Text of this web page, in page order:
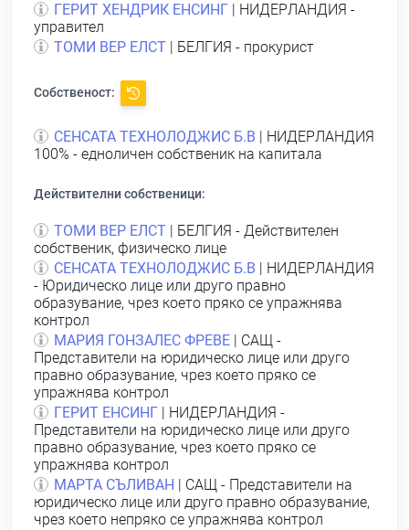
ГЕРИТ ХЕНДРИК ЕНСИНГ | НИДЕРЛАНДИЯ -
управител
ТОМИ ВЕР ЕЛСТ | БЕЛГИЯ - прокурист
Собственост:
СЕНСАТА ТЕХНОЛОДЖИС Б.В | НИДЕРЛАНДИЯ
100% - едноличен собственик на капитала
Действителни собственици:
ТОМИ ВЕР ЕЛСТ | БЕЛГИЯ - Действителен
собственик, физическо лице
СЕНСАТА ТЕХНОЛОДЖИС Б.В | НИДЕРЛАНДИЯ
- Юридическо лице или друго правно
образувание, чрез което пряко се упражнява
контрол
МАРИЯ ГОНЗАЛЕС ФРЕВЕ | САЩ -
Представители на юридическо лице или друго
правно образувание, чрез което пряко се
упражнява контрол
ГЕРИТ ЕНСИНГ | НИДЕРЛАНДИЯ -
Представители на юридическо лице или друго
правно образувание, чрез което пряко се
упражнява контрол
МАРТА СЪЛИВАН
| САЩ - Представители на
юридическо лице или друго правно образувание,
чрез което непряко се упражнява контрол